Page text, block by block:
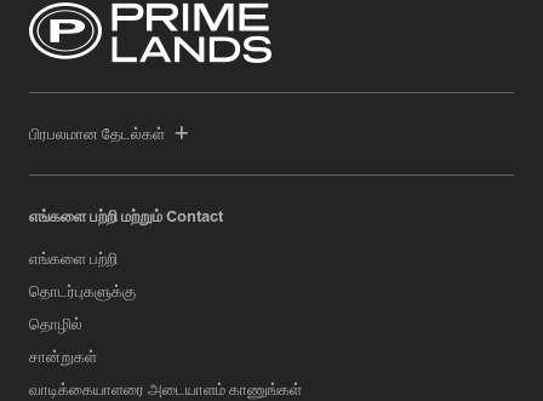
பிரபலமான தேடல்கள்
எங்களை பற்றி மற்றும் Contact
எங்களை பற்றி
தொடர்புகளுக்கு
தொழில்
சான்றுகள்
வாடிக்கையாளரை அடையாளம் காணுங்கள்